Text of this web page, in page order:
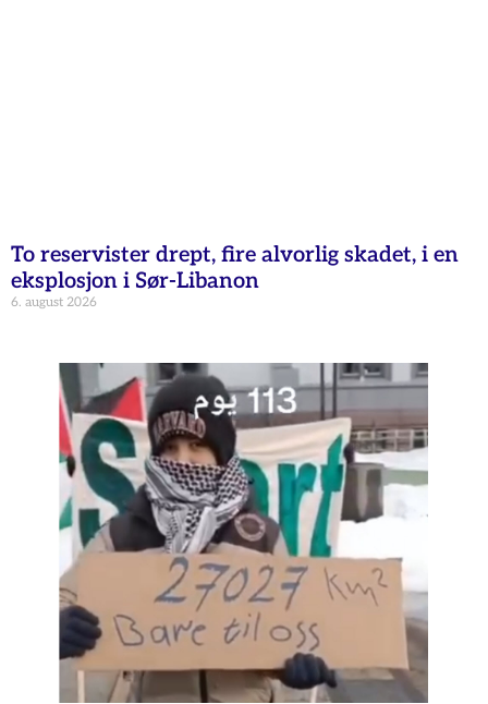
To reservister drept, fire alvorlig skadet, i en
eksplosjon i Sør-Libanon
6. august 2026